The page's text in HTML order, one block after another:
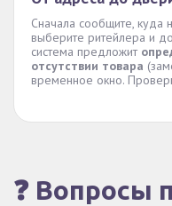
Сначала сообщите, куда
выберите ритейлера и
система предложит
отсутствии товара
временное окно.
❓ Вопросы